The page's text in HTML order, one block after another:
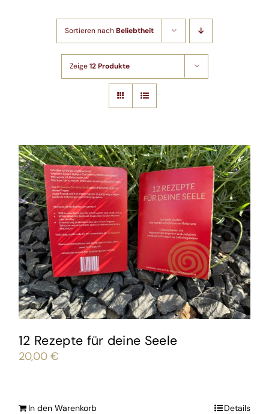
Sortieren nachBeliebtheit
Zeige12 Produkte
12 Rezepte für deine Seele
20,00 €
In den Warenkorb Details